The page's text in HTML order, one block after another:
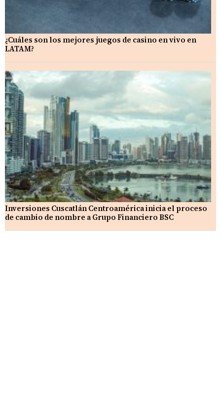
¿Cuáles son los mejores juegos de casino en vivo en
LATAM?
Inversiones Cuscatlán Centroamérica inicia el proceso
de cambio de nombre a Grupo Financiero BSC